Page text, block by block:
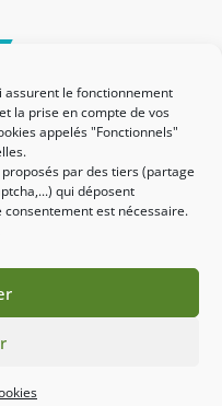
assurent le fonctionnement
la prise en compte de vos
appelés "Fonctionnels"
par des tiers (partage
qui déposent
est nécessaire.